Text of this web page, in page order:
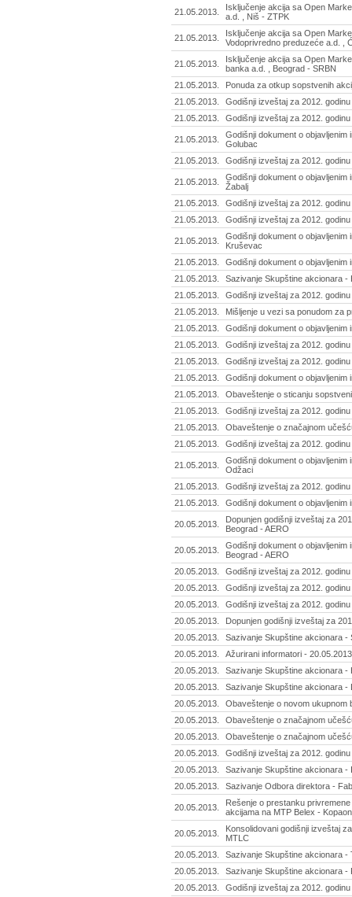
21.05.2013.
Isključenje akcija sa Open
a.d. , Niš - ZTPK
21.05.2013.
Isključenje akcija sa Open
Vodoprivredno preduzeće a.d. ,
21.05.2013.
Isključenje akcija sa Open
banka a.d. , Beograd - SRBN
21.05.2013.
Ponuda za otkup sopstvenih
21.05.2013.
Godišnji izveštaj za 2012.
21.05.2013.
Godišnji izveštaj za 2012.
21.05.2013.
Godišnji dokument o
Golubac
21.05.2013.
Godišnji izveštaj za 2012.
21.05.2013.
Godišnji dokument o
Žabalj
21.05.2013.
Godišnji izveštaj za 2012.
21.05.2013.
Godišnji izveštaj za 2012.
21.05.2013.
Godišnji dokument o
Kruševac
21.05.2013.
Godišnji dokument o
21.05.2013.
Sazivanje Skupštine akcionara -
21.05.2013.
Godišnji izveštaj za 2012.
21.05.2013.
Mišljenje u vezi sa ponudom za
21.05.2013.
Godišnji dokument o objavljenim
21.05.2013.
Godišnji izveštaj za 2012.
21.05.2013.
Godišnji izveštaj za 2012.
21.05.2013.
Godišnji dokument o objavljenim
21.05.2013.
Obaveštenje o sticanju
21.05.2013.
Godišnji izveštaj za 2012.
21.05.2013.
Obaveštenje o značajnom
21.05.2013.
Godišnji izveštaj za 2012.
21.05.2013.
Godišnji dokument o
Odžaci
21.05.2013.
Godišnji izveštaj za 2012.
21.05.2013.
Godišnji dokument o objavljenim
20.05.2013.
Dopunjen godišnji izveštaj za
Beograd - AERO
20.05.2013.
Godišnji dokument o objavljenim
Beograd - AERO
20.05.2013.
Godišnji izveštaj za 2012.
20.05.2013.
Godišnji izveštaj za 2012.
20.05.2013.
Godišnji izveštaj za 2012.
20.05.2013.
Dopunjen godišnji izveštaj za
20.05.2013.
Sazivanje Skupštine akcionara -
20.05.2013.
Ažurirani informatori - 20.05.2013
20.05.2013.
Sazivanje Skupštine akcionara -
20.05.2013.
Sazivanje Skupštine akcionara
20.05.2013.
Obaveštenje o novom ukupnom
20.05.2013.
Obaveštenje o značajnom
20.05.2013.
Obaveštenje o značajnom
20.05.2013.
Godišnji izveštaj za 2012.
20.05.2013.
Sazivanje Skupštine akcionara -
20.05.2013.
Sazivanje Odbora direktora -
20.05.2013.
Rešenje o prestanku
akcijama na MTP Belex -
20.05.2013.
Konsolidovani godišnji izveštaj
MTLC
20.05.2013.
Sazivanje Skupštine akcionara -
20.05.2013.
Sazivanje Skupštine akcionara
20.05.2013.
Godišnji izveštaj za 2012.